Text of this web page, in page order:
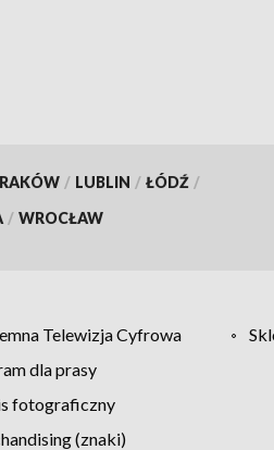
/ LUBLIN / ŁÓDŹ /
/ WROCŁAW
Telewizja Cyfrowa
dla prasy
fotograficzny
(znaki)